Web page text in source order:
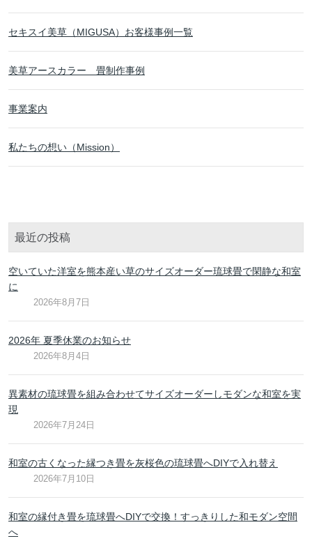
セキスイ美草（MIGUSA）お客様事例一覧
美草アースカラー 畳制作事例
事業案内
私たちの想い（Mission）
最近の投稿
空いていた洋室を熊本産い草のサイズオーダー琉球畳で閑静な和室
に
2026年8月7日
2026年 夏季休業のお知らせ
2026年8月4日
異素材の琉球畳を組み合わせてサイズオーダーしモダンな和室を実
現
2026年7月24日
和室の古くなった縁つき畳を灰桜色の琉球畳へDIYで入れ替え
2026年7月10日
和室の縁付き畳を琉球畳へDIYで交換！すっきりした和モダン空間
へ